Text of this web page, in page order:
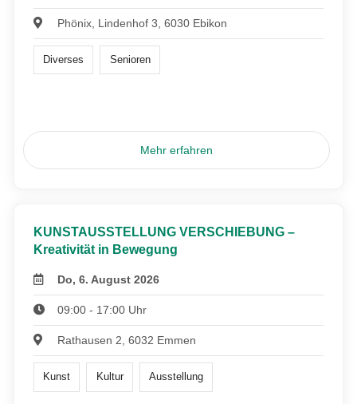
Phönix, Lindenhof 3, 6030 Ebikon
Diverses Senioren
Mehr erfahren
KUNSTAUSSTELLUNG VERSCHIEBUNG –
Kreativität in Bewegung
Do, 6. August 2026
09:00 - 17:00 Uhr
Rathausen 2, 6032 Emmen
Kunst Kultur Ausstellung